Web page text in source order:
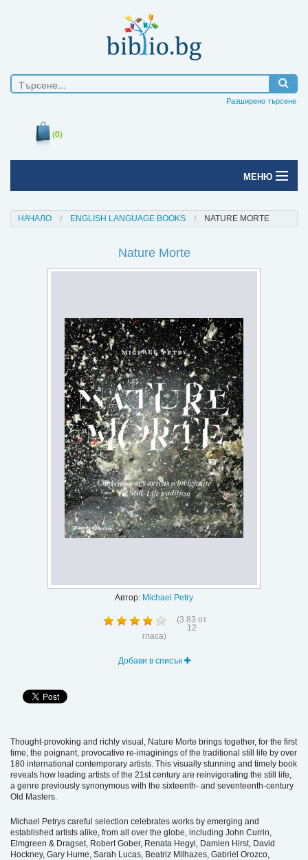
Разширено търсене
(0)
МЕНЮ
Електронни книги
Регистрация
НАЧАЛО ENGLISH LANGUAGE BOOKS NATURE MORTE
Nature Morte
Автор: Michael Petry
(3.83 от
12
гласа)
Добави в списък
Thought-provoking and richly visual, Nature Morte brings together, for the first
time, the poignant, provocative re-imaginings of the traditional still life by over
180 international contemporary artists. This visually stunning and timely book
reveals how leading artists of the 21st century are reinvigorating the still life,
a genre previously synonymous with the sixteenth- and seventeenth-century
Old Masters.
Michael Petrys careful selection celebrates works by emerging and
established artists alike, from all over the globe, including John Currin,
Elmgreen & Dragset, Robert Gober, Renata Hegyi, Damien Hirst, David
Hockney, Gary Hume, Sarah Lucas, Beatriz Milhazes, Gabriel Orozco,